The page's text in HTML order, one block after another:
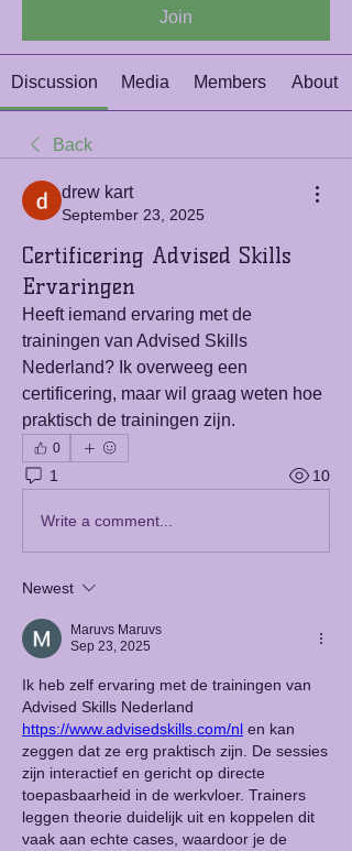
Join
Discussion Media Members About
Back
drew kart
September 23, 2025
Certificering Advised Skills
Ervaringen
Heeft iemand ervaring met de
trainingen van Advised Skills
Nederland? Ik overweeg een
certificering, maar wil graag weten hoe
praktisch de trainingen zijn.
0
1 10
Write a comment...
Newest
Maruvs Maruvs
Sep 23, 2025
Ik heb zelf ervaring met de trainingen van
https://www.advisedskills.com/nl en kan
zeggen dat ze erg praktisch zijn. De sessies
zijn interactief en gericht op directe
toepasbaarheid in de werkvloer. Trainers
leggen theorie duidelijk uit en koppelen dit
vaak aan echte cases, waardoor je de